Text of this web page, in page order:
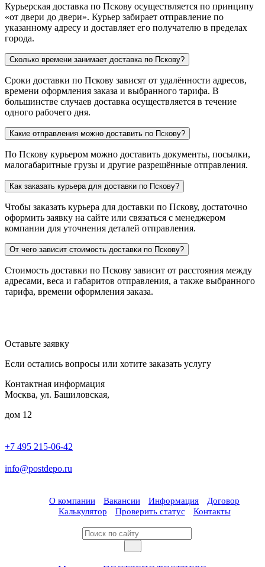
Курьерская доставка по Пскову осуществляется по принципу
«от двери до двери». Курьер забирает отправление по
указанному адресу и доставляет его получателю в пределах
города.
Сколько времени занимает доставка по Пскову?
Сроки доставки по Пскову зависят от удалённости адресов,
времени оформления заказа и выбранного тарифа. В
большинстве случаев доставка осуществляется в течение
одного рабочего дня.
Какие отправления можно доставить по Пскову?
По Пскову курьером можно доставить документы, посылки,
малогабаритные грузы и другие разрешённые отправления.
Как заказать курьера для доставки по Пскову?
Чтобы заказать курьера для доставки по Пскову, достаточно
оформить заявку на сайте или связаться с менеджером
компании для уточнения деталей отправления.
От чего зависит стоимость доставки по Пскову?
Стоимость доставки по Пскову зависит от расстояния между
адресами, веса и габаритов отправления, а также выбранного
тарифа, времени оформления заказа.
Оставьте заявку
Если остались вопросы или хотите заказать услугу
Контактная информация
Москва, ул. Башиловская,
дом 12
+7 495 215-06-42
info@postdepo.ru
О компании Вакансии Информация
Договор
Калькулятор
Проверить статус Контакты